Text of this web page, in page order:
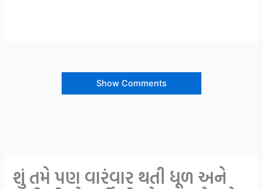
Show Comments
શું તમે પણ વારંવાર થતી ધૂળ અને